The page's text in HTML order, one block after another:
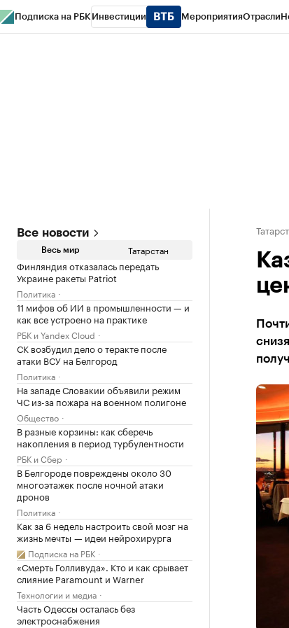
Подписка на РБК Инвестиции МероприятияОтрасли
Все новости
Весь мир Татарстан
Финляндия отказалась передать
Украине ракеты Patriot
Политика
11 мифов об ИИ в промышленности — и
как все устроено на практике
РБК и Yandex Cloud
СК возбудил дело о теракте после
атаки ВСУ на Белгород
Политика
На западе Словакии объявили режим
ЧС из-за пожара на военном полигоне
Общество
В разные корзины: как сберечь
накопления в период турбулентности
РБК и Сбер
В Белгороде повреждены около 30
многоэтажек после ночной атаки
дронов
Политика
Как за 6 недель настроить свой мозг на
жизнь мечты — идеи нейрохирурга
Подписка на РБК
«Смерть Голливуда». Кто и как срывает
слияние Paramount и Warner
Технологии и медиа
Часть Одессы осталась без
электроснабжения